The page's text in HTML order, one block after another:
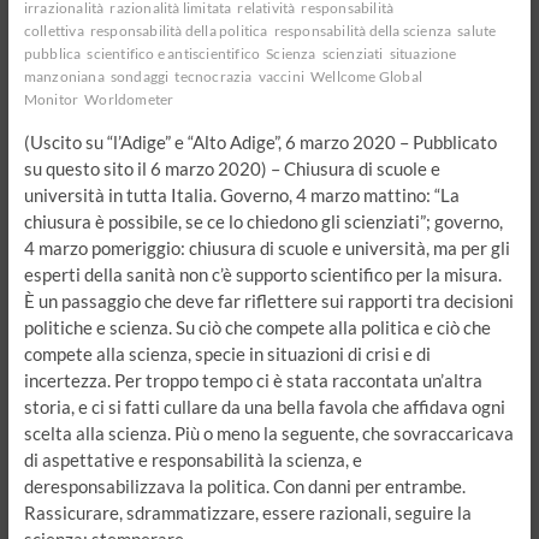
irrazionalità razionalità limitata relatività responsabilità
collettiva responsabilità della politica responsabilità della scienza salute
pubblica scientifico e antiscientifico Scienza scienziati situazione
manzoniana sondaggi tecnocrazia vaccini Wellcome Global
Monitor Worldometer
(Uscito su “l’Adige” e “Alto Adige”, 6 marzo 2020 – Pubblicato
su questo sito il 6 marzo 2020) – Chiusura di scuole e
università in tutta Italia. Governo, 4 marzo mattino: “La
chiusura è possibile, se ce lo chiedono gli scienziati”; governo,
4 marzo pomeriggio: chiusura di scuole e università, ma per gli
esperti della sanità non c’è supporto scientifico per la misura.
È un passaggio che deve far riflettere sui rapporti tra decisioni
politiche e scienza. Su ciò che compete alla politica e ciò che
compete alla scienza, specie in situazioni di crisi e di
incertezza. Per troppo tempo ci è stata raccontata un’altra
storia, e ci si fatti cullare da una bella favola che affidava ogni
scelta alla scienza. Più o meno la seguente, che sovraccaricava
di aspettative e responsabilità la scienza, e
deresponsabilizzava la politica. Con danni per entrambe.
Rassicurare, sdrammatizzare, essere razionali, seguire la